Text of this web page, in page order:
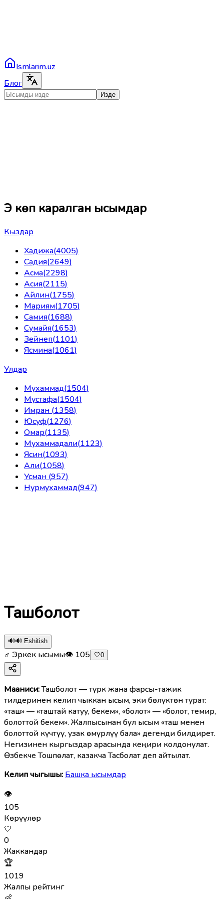
Ismlarim.uz
Блог
Изде
Эң көп каралган ысымдар
Кыздар
Хадижа(4005)
Садия(2649)
Асма(2298)
Асия(2115)
Айлин(1755)
Мариям(1705)
Самия(1688)
Сумайя(1653)
Зейнеп(1101)
Ясмина(1061)
Улдар
Мухаммад(1504)
Мустафа(1504)
Имран (1358)
Юсуф(1276)
Омар(1135)
Мухаммадали(1123)
Ясин(1093)
Али(1058)
Усман (957)
Нурмухаммад(947)
Ташболот
🔊🔊 Eshitish
♂ Эркек ысымы👁 105 🤍0
Мааниcи:Ташболот — түрк жана фарсы-тажик
тилдеринен келип чыккан ысым, эки бөлүктөн турат:
«таш» — «таштай катуу, бекем», «болот» — «болот, темир,
болоттой бекем». Жалпысынан бул ысым «таш менен
болоттой күчтүү, узак өмүрлүү бала» дегенди билдирет.
Негизинен кыргыздар арасында кеңири колдонулат.
Өзбекче Тошпөлат, казакча Тасболат деп айтылат.
Келип чыгышы: Башка ысымдар
👁
105
Көрүүлөр
🤍
0
Жаккандар
🏆
1019
Жалпы рейтинг